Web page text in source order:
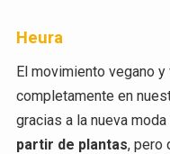
Heura
El movimiento vegano
completamente en
gracias a la nueva moda
partir de plantas, pero